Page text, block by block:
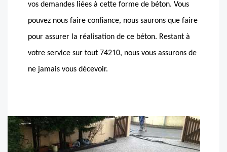
vos demandes liées à cette forme de béton. Vous
pouvez nous faire confiance, nous saurons que faire
pour assurer la réalisation de ce béton. Restant à
votre service sur tout 74210, nous vous assurons de
ne jamais vous décevoir.